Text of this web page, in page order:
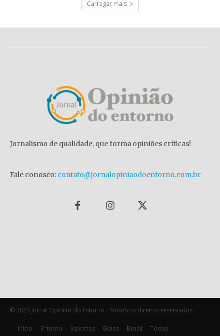
Carregar mais
Jornalismo de qualidade, que forma opiniões críticas!
Fale conosco: contato@jornalopiniaodoentorno.com.br
© 2023 Jornal Opinião do Entorno - Todos os direitos reservados
Início Entorno Esportes Goiás Brasil
Todas